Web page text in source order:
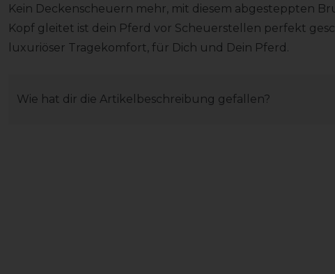
Kein Deckenscheuern mehr, mit diesem abgesteppten
Kopf gleitet ist dein Pferd vor Scheuerstellen perfekt
luxuriöser Tragekomfort, für Dich und Dein Pferd.
Wie hat dir die Artikelbeschreibung gefallen?